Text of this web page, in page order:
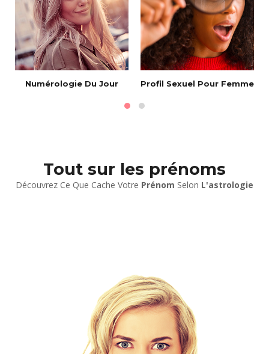
Numérologie Du Jour Profil Sexuel Pour Femme
Tout sur les prénoms
Découvrez Ce Que Cache Votre Prénom Selon L'astrologie